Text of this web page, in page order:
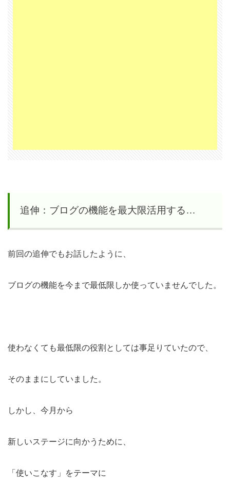
追伸：ブログの機能を最大限活用する…
前回の追伸でもお話したように、
ブログの機能を今まで最低限しか使っていませんでした。
使わなくても最低限の役割としては事足りていたので、
そのままにしていました。
しかし、今月から
新しいステージに向かうために、
「使いこなす」をテーマに